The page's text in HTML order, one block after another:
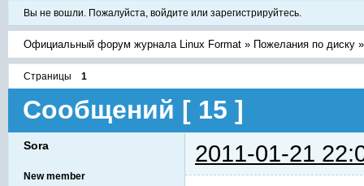
Вы не вошли. Пожалуйста, войдите или зарегистрируйтесь.
Официальный форум журнала Linux Format » Пожелания по диску
Страницы 1
Сообщений [ 15 ]
Sora 2011-01-21
New member